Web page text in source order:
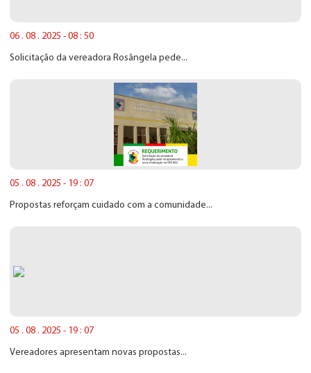
06 . 08 . 2025 - 08 : 50
Solicitação da vereadora Rosângela pede...
05 . 08 . 2025 - 19 : 07
Propostas reforçam cuidado com a comunidade...
05 . 08 . 2025 - 19 : 07
Vereadores apresentam novas propostas...